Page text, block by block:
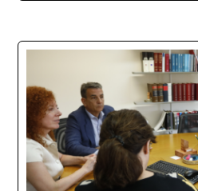
La promoción 2025/
School se convirtió en
internacionales de la
en una ceremonia
con 44 grados y más de
Ricardo Navarro,
Generac Power